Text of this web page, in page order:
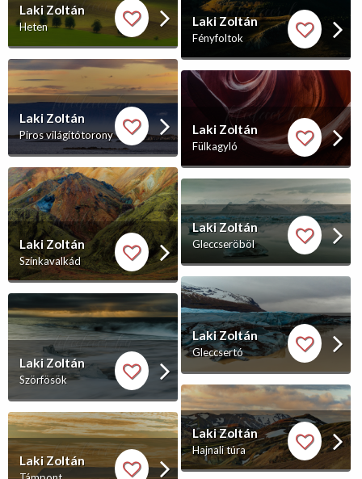
Laki Zoltán
Heten
Laki Zoltán
Piros világítótorony
Laki Zoltán
Színkavalkád
Laki Zoltán
Szörfösök
Laki Zoltán
Laki Zoltán
Fényfoltok
Laki Zoltán
Fülkagyló
Laki Zoltán
Gleccseröböl
Laki Zoltán
Gleccsertó
Laki Zoltán
Hajnali túra